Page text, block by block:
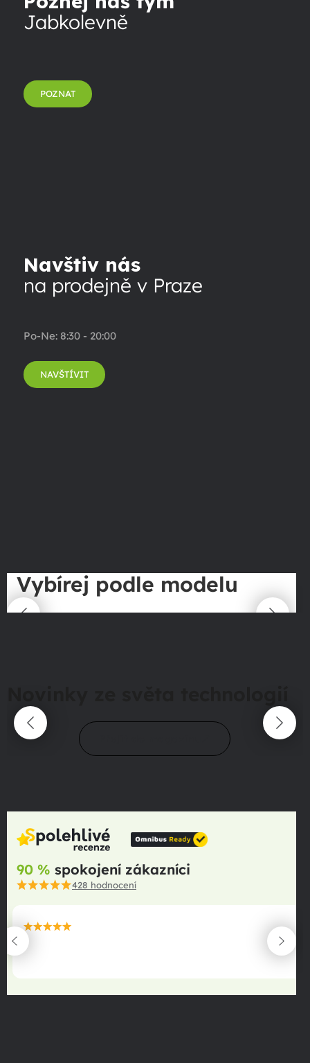
Jabkolevně
POZNAT
Navštiv nás
na prodejně v Praze
Po-Ne: 8:30 - 20:00
NAVŠTÍVIT
Vybírej podle modelu
90 % spokojení zákazníci
428 hodnocení
maximální spokojenost
22.06.2025